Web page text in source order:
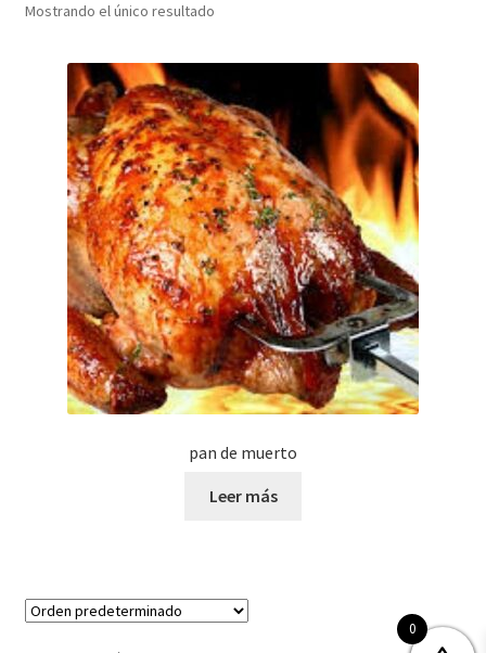
Mi cuenta
Reparto
Mostrando el único resultado
pan de muerto
Leer más
0